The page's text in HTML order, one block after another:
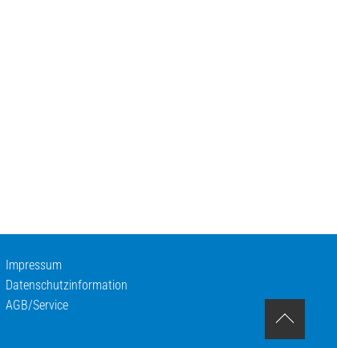
Impressum
Datenschutzinformation
AGB/Service